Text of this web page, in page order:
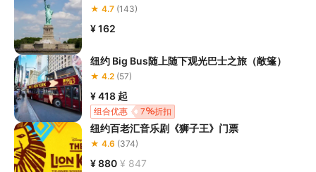
★ 4.7 (143)
¥ 162
纽约 Big Bus随上随下观光巴士之旅（敞篷）
★ 4.2 (57)
¥ 418 起
7 折扣
组合优惠
纽约百老汇音乐剧《狮子王》门票
★ 4.6 (374)
¥ 880 ¥ 847